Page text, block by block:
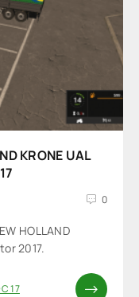
KRONE UAL
0
HOLLAND
2017.
17